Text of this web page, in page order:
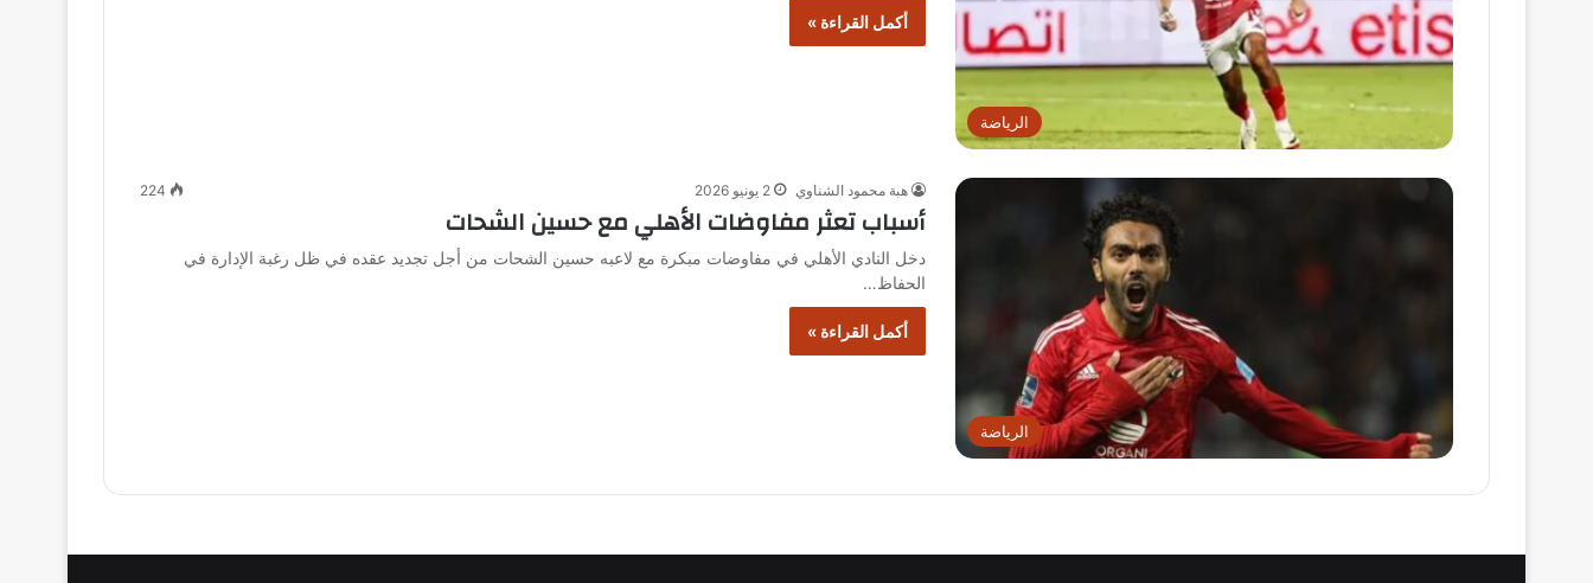
الرياضة
أكمل القراءة »
الرياضة
هبة محمود الشناوي 2 يونيو 2026 224
أسباب تعثر مفاوضات الأهلي مع حسين الشحات
دخل النادي الأهلي في مفاوضات مبكرة مع لاعبه حسين الشحات من أجل تجديد عقده في ظل رغبة الإدارة في
الحفاظ…
أكمل القراءة »